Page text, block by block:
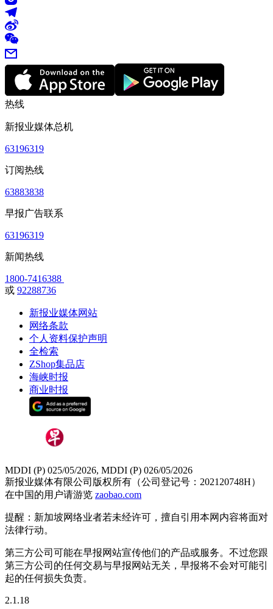
热线
新报业媒体总机
63196319
订阅热线
63883838
早报广告联系
63196319
新闻热线
1800-7416388
或 92288736
新报业媒体网站
网络条款
个人资料保护声明
全检索
ZShop集品店
海峡时报
商业时报
MDDI (P) 025/05/2026, MDDI (P) 026/05/2026
新报业媒体有限公司版权所有（公司登记号：202120748H）
在中国的用户请游览 zaobao.com
提醒：新加坡网络业者若未经许可，擅自引用本网内容将面对
法律行动。
第三方公司可能在早报网站宣传他们的产品或服务。不过您跟
第三方公司的任何交易与早报网站无关，早报将不会对可能引
起的任何损失负责。
2.1.18